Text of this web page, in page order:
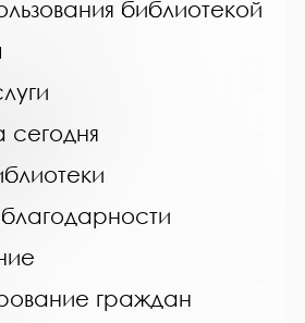
библиотекой
сегодня
граждан
ЦБС